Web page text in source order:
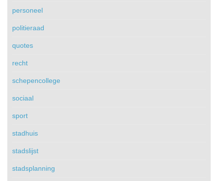
personeel
politieraad
quotes
recht
schepencollege
sociaal
sport
stadhuis
stadslijst
stadsplanning